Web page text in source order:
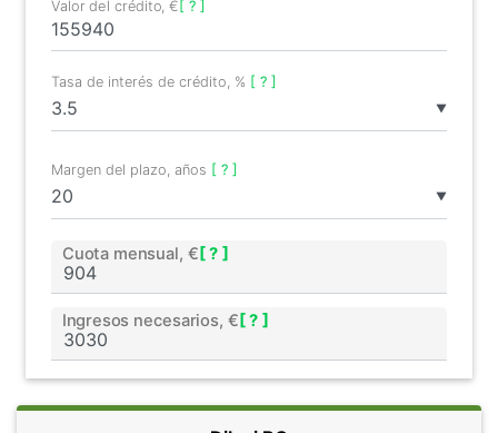
Valor del crédito, €[ ? ]
▼
Tasa de interés de crédito, % [ ? ]
▼
Margen del plazo, años [ ? ]
Cuota mensual, € [ ? ]
Ingresos necesarios, € [ ? ]